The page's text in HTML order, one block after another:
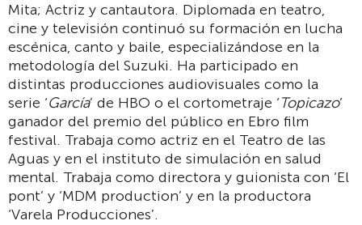
Mita; Actriz y cantautora. Diplomada en teatro,
cine y televisión continuó su formación en lucha
escénica, canto y baile, especializándose en la
metodología del Suzuki. Ha participado en
distintas producciones audiovisuales como la
serie ‘García’ de HBO o el cortometraje ‘Topicazo’
ganador del premio del público en Ebro film
festival. Trabaja como actriz en el Teatro de las
Aguas y en el instituto de simulación en salud
mental. Trabaja como directora y guionista con ‘El
pont’ y ‘MDM production’ y en la productora
‘Varela Producciones’.